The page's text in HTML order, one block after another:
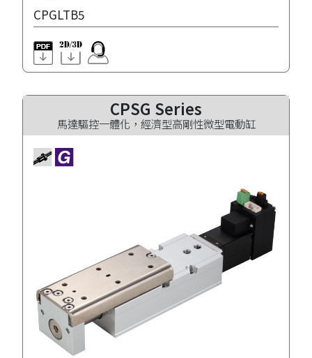
CPGLTB5
CPSG Series
馬達驅控一體化，經濟型高剛性微型電動缸